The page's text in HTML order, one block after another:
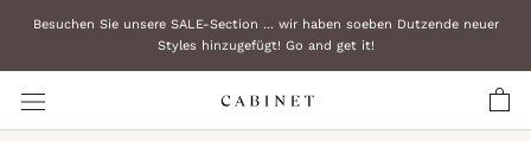
überspringen
Besuchen Sie unsere SALE-Section ... wir haben soeben Dutzende neuer
Styles hinzugefügt! Go and get it!